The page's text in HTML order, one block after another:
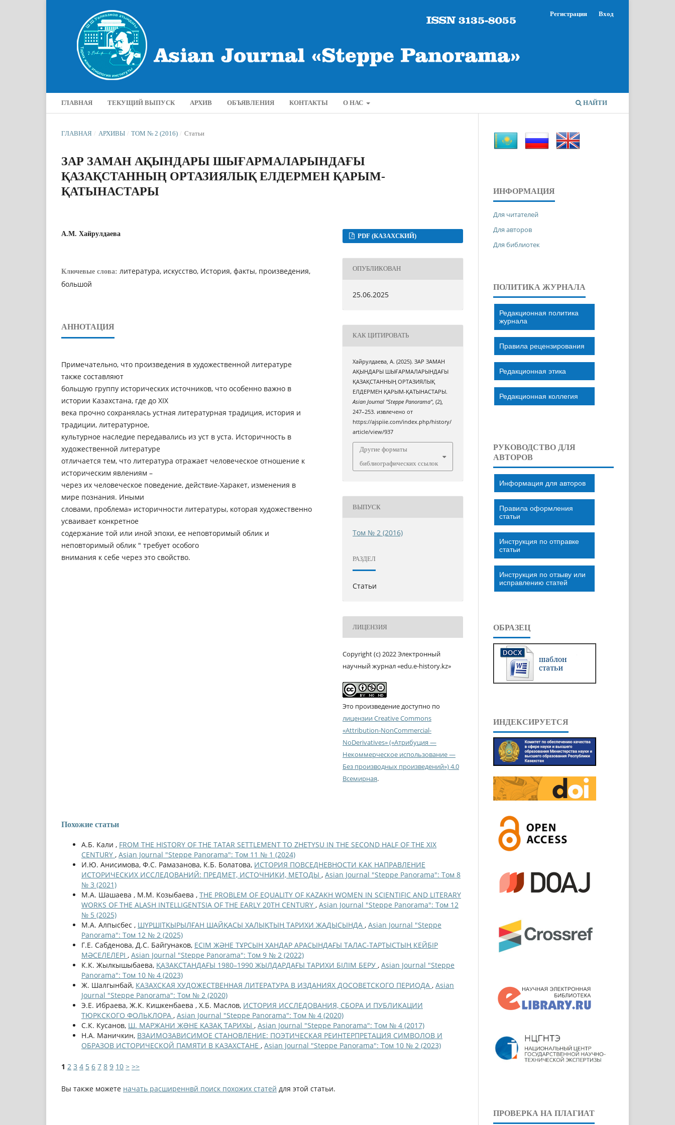
ГЛАВНАЯ ТЕКУЩИЙ ВЫПУСК АРХИВ ОБЪЯВЛЕНИЯ КОНТАКТЫ О НАС НАЙТИ
Регистрация Вход
ГЛАВНАЯ / АРХИВЫ / ТОМ № 2 (2016) / Статьи
ЗАР ЗАМАН АҚЫНДАРЫ ШЫҒАРМАЛАРЫНДАҒЫ
ҚАЗАҚСТАННЫҢ ОРТАЗИЯЛЫҚ ЕЛДЕРМЕН ҚАРЫМ-
ҚАТЫНАСТАРЫ
А.М. Хайрулдаева
Ключевые слова: литература, искусство, История, факты, произведения,
большой
АННОТАЦИЯ
Примечательно, что произведения в художественной литературе
также составляют
большую группу исторических источников, что особенно важно в
истории Казахстана, где до XIX
века прочно сохранялась устная литературная традиция, история и
традиции, литературное,
культурное наследие передавались из уст в уста. Историчность в
художественной литературе
отличается тем, что литература отражает человеческое отношение к
историческим явлениям –
через их человеческое поведение, действие-Харакет, изменения в
мире познания. Иными
словами, проблема» историчности литературы, которая художественно
усваивает конкретное
содержание той или иной эпохи, ее неповторимый облик и
неповторимый облик " требует особого
внимания к себе через это свойство.
PDF (КАЗАХСКИЙ)
ОПУБЛИКОВАН
25.06.2025
КАК ЦИТИРОВАТЬ
Хайрулдаева, А. (2025). ЗАР ЗАМАН
АҚЫНДАРЫ ШЫҒАРМАЛАРЫНДАҒЫ
ҚАЗАҚСТАННЫҢ ОРТАЗИЯЛЫҚ
ЕЛДЕРМЕН ҚАРЫМ-ҚАТЫНАСТАРЫ.
Asian Journal "Steppe Panorama", (2),
247–253. извлечено от
https://ajspiie.com/index.php/history/
article/view/937
Другие форматы
библиографических ссылок
ВЫПУСК
Том № 2 (2016)
РАЗДЕЛ
Статьи
ЛИЦЕНЗИЯ
Copyright (c) 2022 Электронный
научный журнал «edu.e-history.kz»
Это произведение доступно по
лицензии Creative Commons
«Attribution-NonCommercial-
NoDerivatives» («Атрибуция —
Некоммерческое использование —
Без производных произведений») 4.0
Всемирная.
Похожие статьи
А.Б. Кали , FROM THE HISTORY OF THE TATAR SETTLEMENT TO ZHETYSU IN THE SECOND HALF OF THE XIX
CENTURY , Asian Journal "Steppe Panorama": Том 11 № 1 (2024)
И.Ю. Анисимова, Ф.С. Рамазанова, К.Б. Болатова, ИСТОРИЯ ПОВСЕДНЕВНОСТИ КАК НАПРАВЛЕНИЕ
ИСТОРИЧЕСКИХ ИССЛЕДОВАНИЙ: ПРЕДМЕТ, ИСТОЧНИКИ, МЕТОДЫ , Asian Journal "Steppe Panorama": Том 8
№ 3 (2021)
М.А. Шашаева , М.М. Козыбаева , THE PROBLEM OF EQUALITY OF KAZAKH WOMEN IN SCIENTIFIC AND LITERARY
WORKS OF THE ALASH INTELLIGENTSIA OF THE EARLY 20TH CENTURY , Asian Journal "Steppe Panorama": Том 12
№ 5 (2025)
М.А. Алпысбес , ШҮРШІТҚЫРЫЛҒАН ШАЙҚАСЫ ХАЛЫҚТЫҢ ТАРИХИ ЖАДЫСЫНДА , Asian Journal "Steppe
Panorama": Том 12 № 2 (2025)
Г.Е. Сабденова, Д.С. Байгунаков, ЕСІМ ЖӘНЕ ТҰРСЫН ХАНДАР АРАСЫНДАҒЫ ТАЛАС-ТАРТЫСТЫҢ КЕЙБІР
МӘСЕЛЕЛЕРІ , Asian Journal "Steppe Panorama": Том 9 № 2 (2022)
К.К. Жылкышыбаева, ҚАЗАҚСТАНДАҒЫ 1980–1990 ЖЫЛДАРДАҒЫ ТАРИХИ БІЛІМ БЕРУ , Asian Journal "Steppe
Panorama": Том 10 № 4 (2023)
Ж. Шалгынбай, КАЗАХСКАЯ ХУДОЖЕСТВЕННАЯ ЛИТЕРАТУРА В ИЗДАНИЯХ ДОСОВЕТСКОГО ПЕРИОДА , Asian
Journal "Steppe Panorama": Том № 2 (2020)
Э.Е. Ибраева, Ж.К. Кишкенбаева , Х.Б. Маслов, ИСТОРИЯ ИССЛЕДОВАНИЯ, СБОРА И ПУБЛИКАЦИИ
ТЮРКСКОГО ФОЛЬКЛОРА , Asian Journal "Steppe Panorama": Том № 4 (2020)
С.К. Кусанов, Ш. МАРЖАНИ ЖƏНЕ ҚАЗАҚ ТАРИХЫ , Asian Journal "Steppe Panorama": Том № 4 (2017)
Н.А. Маничкин, ВЗАИМОЗАВИСИМОЕ СТАНОВЛЕНИЕ: ПОЭТИЧЕСКАЯ РЕИНТЕРПРЕТАЦИЯ СИМВОЛОВ И
ОБРАЗОВ ИСТОРИЧЕСКОЙ ПАМЯТИ В КАЗАХСТАНЕ , Asian Journal "Steppe Panorama": Том 10 № 2 (2023)
1 2 3 4 5 6 7 8 9 10 > >>
Вы также можете начать расширеннвй поиск похожих статей для этой статьи.
ИНФОРМАЦИЯ
Для читателей
Для авторов
Для библиотек
ПОЛИТИКА ЖУРНАЛА
Редакционная политика
журнала
Правила рецензирования
Редакционная этика
Редакционная коллегия
РУКОВОДСТВО ДЛЯ
АВТОРОВ
Информация для авторов
Правила оформления
статьи
Инструкция по отправке
статьи
Инструкция по отзыву или
исправлению статей
ОБРАЗЕЦ
ИНДЕКСИРУЕТСЯ
ПРОВЕРКА НА ПЛАГИАТ